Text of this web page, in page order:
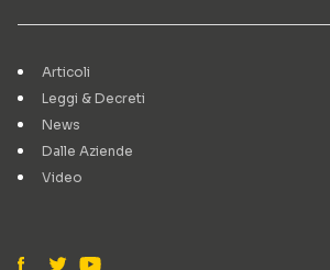
Articoli
Leggi & Decreti
News
Dalle Aziende
Video